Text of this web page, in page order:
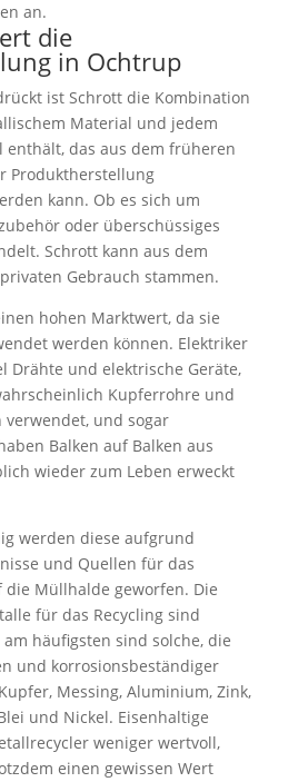
an.
die
in Ochtrup
ist Schrott die Kombination
Material und jedem
enthält, das aus dem früheren
Produktherstellung
kann. Ob es sich um
oder überschüssiges
Schrott kann aus dem
Gebrauch stammen.
hohen Marktwert, da sie
werden können. Elektriker
Drähte und elektrische Geräte,
Kupferrohre und
und sogar
Balken auf Balken aus
wieder zum Leben erweckt
werden diese aufgrund
und Quellen für das
Müllhalde geworfen. Die
für das Recycling sind
häufigsten sind solche, die
und korrosionsbeständiger
Messing, Aluminium, Zink,
und Nickel. Eisenhaltige
weniger wertvoll,
einen gewissen Wert